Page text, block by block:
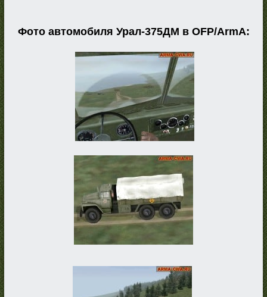
Фото автомобиля Урал-375ДМ в OFP/ArmA: